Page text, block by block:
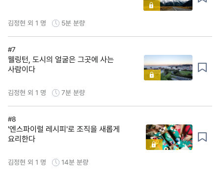
김정현 외 1 명 5분 분량
#7
웰링턴, 도시의 얼굴은 그곳에 사는
사람이다
김정현 외 1 명 7분 분량
#8
'엔스파이럴 레시피'로 조직을 새롭게
요리한다
김정현 외 1 명 14분 분량